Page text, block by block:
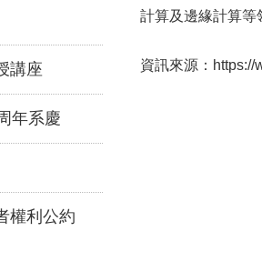
講座
年系慶
權利公約
計算及邊緣計算等
資訊來源：https://